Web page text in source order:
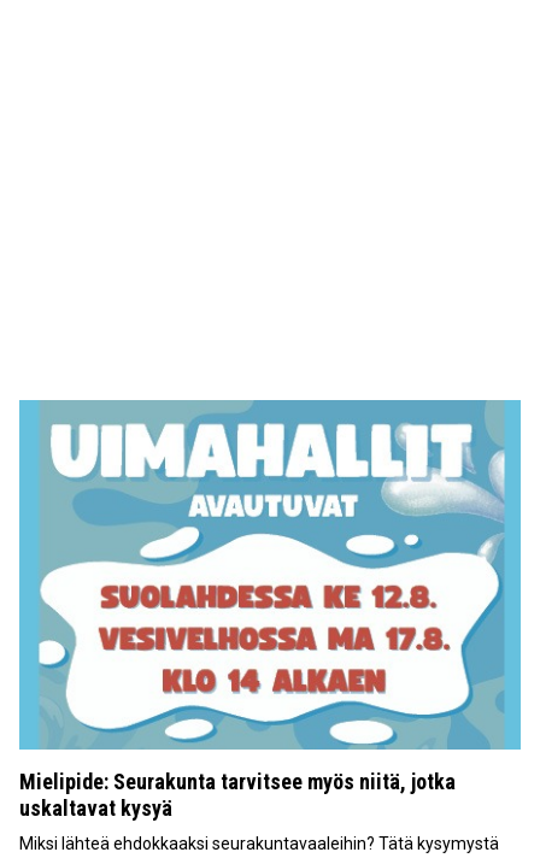
Mielipide: Seurakunta tarvitsee myös niitä, jotka
uskaltavat kysyä
Miksi lähteä ehdokkaaksi seurakuntavaaleihin? Tätä kysymystä